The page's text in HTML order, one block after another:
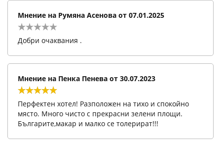
Мнение на Румяна Асенова от 07.01.2025
Добри очаквания .
Мнение на Пенка Пенева от 30.07.2023
Перфектен хотел! Разположен на тихо и спокойно
място. Много чисто с прекрасни зелени площи.
Българите,макар и малко се толерират!!!